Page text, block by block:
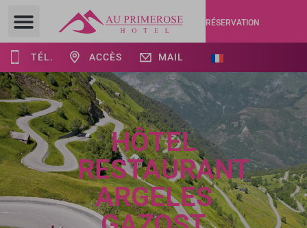
RÉSERVATION
TÉL. ACCÈS MAIL
HÔTEL
RESTAURANT
ARGELES